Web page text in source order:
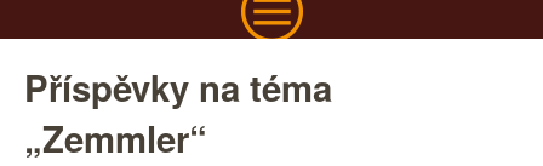
Příspěvky na téma
„Zemmler“